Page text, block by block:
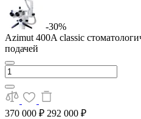
-30%
Azimut 400A classic
подачей
370 000 ₽ 292 000 ₽